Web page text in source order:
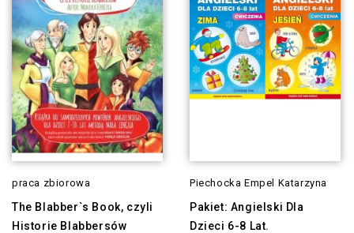
praca zbiorowa
The Blabber`s Book, czyli
Historie Blabbersów
Piechocka Empel Katarzyna
Pakiet: Angielski Dla
Dzieci 6-8 Lat.